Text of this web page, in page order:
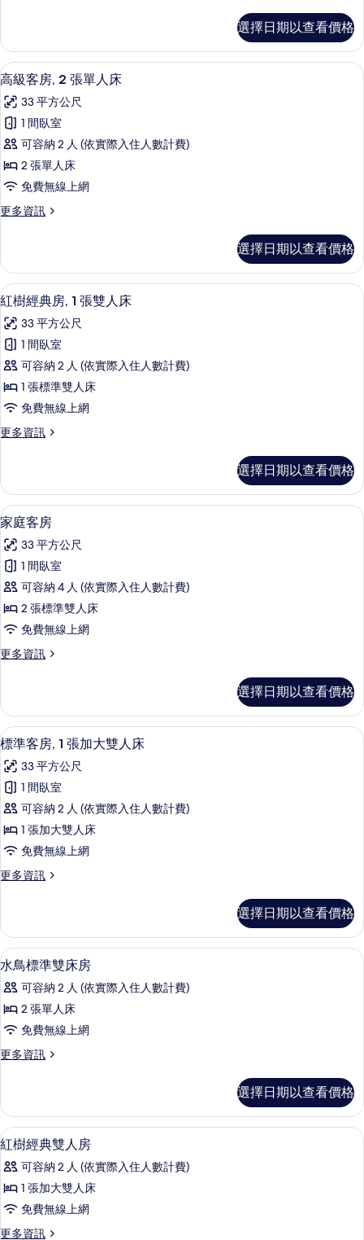
單
人
床
的
所
有
相
片
雙
人
房,
張
單
人
床
的
詳
情
選擇日期以查看價格
顯
示
高
級
客
房,
張
人
床
的
所
有
相
片
高級客房, 2 張單人床 | 熨斗/熨衣板
4
高級客房, 2 張單人床
33 平方公尺
1 間臥室
可容納 2 人 (依實際入住人數計費)
2 張單人床
免費無線上網
更多資訊
更
客
房,
2
單
人
床
的
詳
情
選擇日期以查看價格
顯
示
紅
樹
經
典
1
雙
人
床
的
所
有
相
片
紅樹經典房, 1 張雙人床 | 熨斗/熨衣板
4
紅樹經典房, 1 張雙人床
33 平方公尺
1 間臥室
可容納 2 人 (依實際入住人數計費)
1 張標準雙人床
免費無線上網
更多資訊
更
經
典
房,
張
雙
人
床
的
詳
情
選擇日期以查看價格
顯
示
家
庭
客
房
所
相
片
熨斗/熨衣板、免費無線上網、獨特裝
5
家庭客房
33 平方公尺
1 間臥室
可容納 4 人 (依實際入住人數計費)
2 張標準雙人床
免費無線上網
更多資訊
更
客
房
的
情
選擇日期以查看價格
顯
示
標
準
客
房,
張
大
雙
人
床
的
所
有
標準客房, 1 張加大雙人床 | 熨斗/熨衣
4
標準客房, 1 張加大雙人床
33 平方公尺
1 間臥室
可容納 2 人 (依實際入住人數計費)
1 張加大雙人床
免費無線上網
更多資訊
更
客
房,
1
加
大
人
床
的
選擇日期以查看價格
顯
示
水
鳥
準
床
房
的
所
有
相
片
熨斗/熨衣板、免費無線上網、獨特裝
7
水鳥標準雙床房
可容納 2 人 (依實際入住人數計費)
2 張單人床
免費無線上網
更多資訊
更
標
準
雙
房
的
情
選擇日期以查看價格
顯
示
紅
樹
熨斗/熨衣板、免費無線上網、獨特裝
5
紅樹經典雙人房
可容納 2 人 (依實際入住人數計費)
1 張加大雙人床
免費無線上網
更多資訊
更